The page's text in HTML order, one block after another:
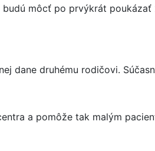
môcť po prvýkrát
dane druhému rodičovi.
a pomôže tak malým